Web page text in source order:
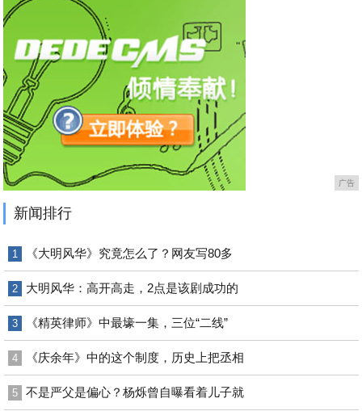
广告
新闻排行
1 《大明风华》究竟怎么了？网友写80多
2 大明风华：高开高走，2点是该剧成功的
3 《精英律师》中最壕一集，三位“二线”
4 《庆余年》中的这个制度，历史上把丞相
5 不是严父是偏心？杨烁曾自曝看着儿子就